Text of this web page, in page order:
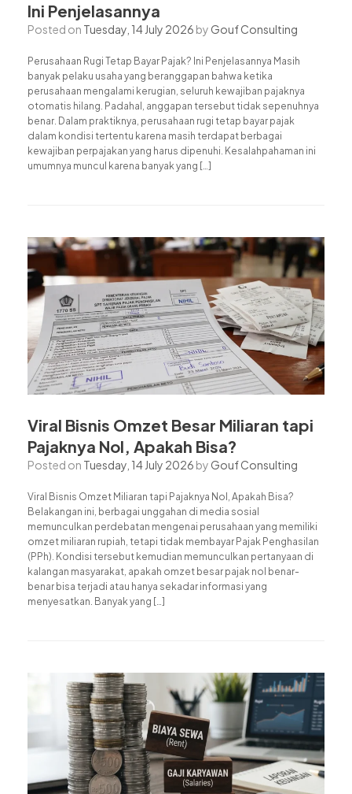
Ini Penjelasannya
Posted on Tuesday, 14 July 2026 by Gouf Consulting
Perusahaan Rugi Tetap Bayar Pajak? Ini Penjelasannya Masih
banyak pelaku usaha yang beranggapan bahwa ketika
perusahaan mengalami kerugian, seluruh kewajiban pajaknya
otomatis hilang. Padahal, anggapan tersebut tidak sepenuhnya
benar. Dalam praktiknya, perusahaan rugi tetap bayar pajak
dalam kondisi tertentu karena masih terdapat berbagai
kewajiban perpajakan yang harus dipenuhi. Kesalahpahaman ini
umumnya muncul karena banyak yang […]
Viral Bisnis Omzet Besar Miliaran tapi
Pajaknya Nol, Apakah Bisa?
Posted on Tuesday, 14 July 2026 by Gouf Consulting
Viral Bisnis Omzet Miliaran tapi Pajaknya Nol, Apakah Bisa?
Belakangan ini, berbagai unggahan di media sosial
memunculkan perdebatan mengenai perusahaan yang memiliki
omzet miliaran rupiah, tetapi tidak membayar Pajak Penghasilan
(PPh). Kondisi tersebut kemudian memunculkan pertanyaan di
kalangan masyarakat, apakah omzet besar pajak nol benar-
benar bisa terjadi atau hanya sekadar informasi yang
menyesatkan. Banyak yang […]